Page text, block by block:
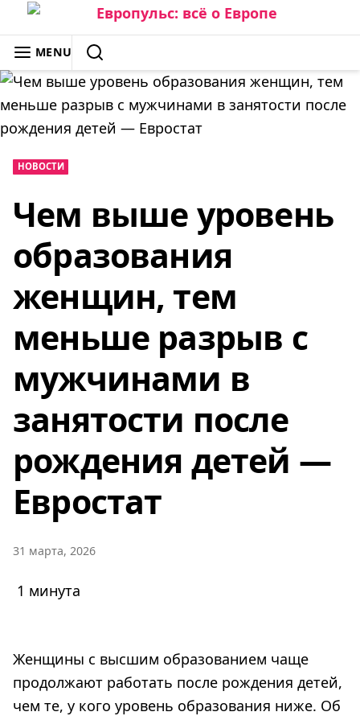
Skip
to
content
ЕВРОПУЛЬС: ВСЁ О ЕВРОПЕ
MENU
SEARCH
НОВОСТИ
Чем выше уровень
образования
женщин, тем
меньше разрыв с
мужчинами в
занятости после
рождения детей —
Евростат
31 марта, 2026
1 минута
Женщины с высшим образованием чаще
продолжают работать после рождения детей,
чем те, у кого уровень образования ниже. Об